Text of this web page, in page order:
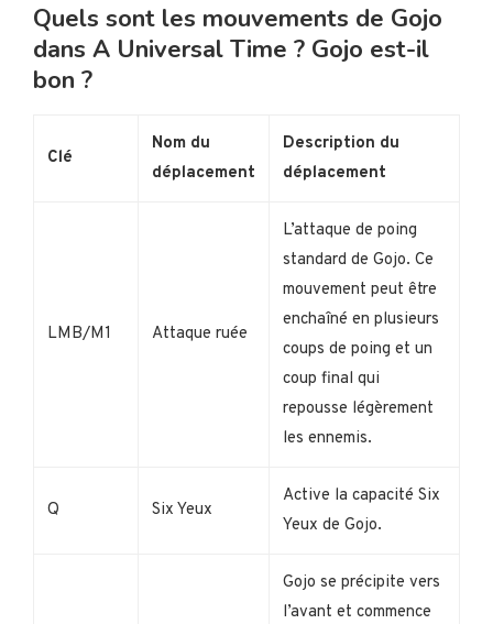
Quels sont les mouvements de Gojo
dans A Universal Time ? Gojo est-il
bon ?
Clé
Nom du
déplacement
Description du
déplacement
LMB/M1 Attaque ruée
L’attaque de poing
standard de Gojo. Ce
mouvement peut être
enchaîné en plusieurs
coups de poing et un
coup final qui
repousse légèrement
les ennemis.
Q Six Yeux
Active la capacité Six
Yeux de Gojo.
Gojo se précipite vers
l’avant et commence